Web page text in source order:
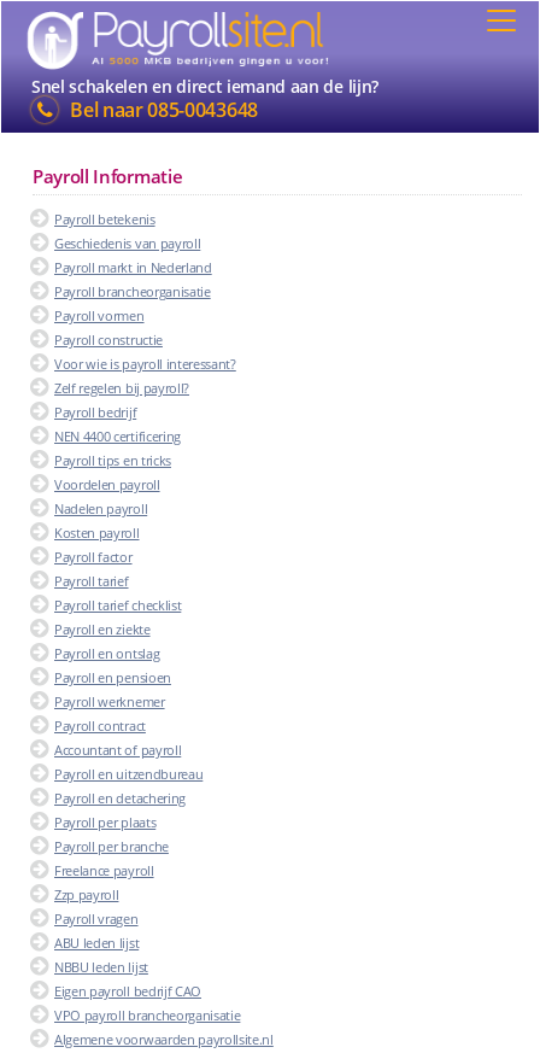
Snel schakelen en direct iemand aan de lijn?
Bel naar085-0043648
Payroll Informatie
Payroll betekenis
Geschiedenis van payroll
Payroll markt in Nederland
Payroll brancheorganisatie
Payroll vormen
Payroll constructie
Voor wie is payroll interessant?
Zelf regelen bij payroll?
Payroll bedrijf
NEN 4400 certificering
Payroll tips en tricks
Voordelen payroll
Nadelen payroll
Kosten payroll
Payroll factor
Payroll tarief
Payroll tarief checklist
Payroll en ziekte
Payroll en ontslag
Payroll en pensioen
Payroll werknemer
Payroll contract
Accountant of payroll
Payroll en uitzendbureau
Payroll en detachering
Payroll per plaats
Payroll per branche
Freelance payroll
Zzp payroll
Payroll vragen
ABU leden lijst
NBBU leden lijst
Eigen payroll bedrijf CAO
VPO payroll brancheorganisatie
Algemene voorwaarden payrollsite.nl